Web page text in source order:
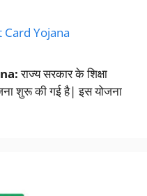
राज्य सरकार के शिक्षा
शुरू की गई है| इस योजना